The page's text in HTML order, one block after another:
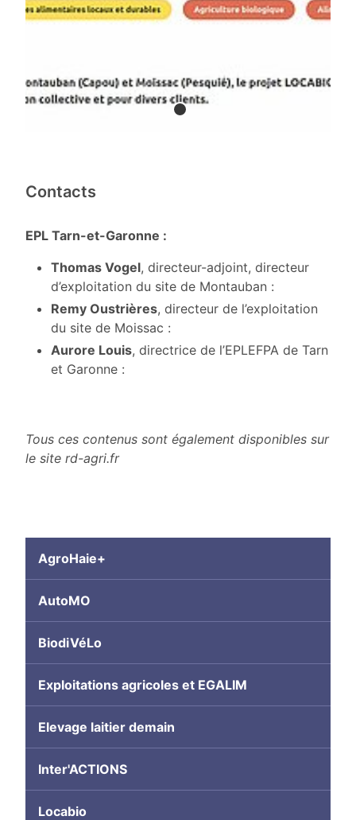
Contacts
EPL Tarn-et-Garonne :
Thomas Vogel, directeur-adjoint, directeur
d’exploitation du site de Montauban :
Remy Oustrières, directeur de l’exploitation
du site de Moissac :
Aurore Louis, directrice de l’EPLEFPA de Tarn
et Garonne :
Tous ces contenus sont également disponibles sur
le site rd-agri.fr
AgroHaie+
AutoMO
BiodiVéLo
Exploitations agricoles et EGALIM
Elevage laitier demain
Inter'ACTIONS
Locabio